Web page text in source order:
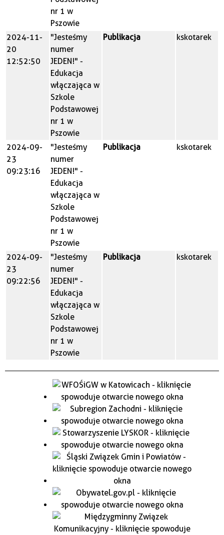
nr 1 w
Pszowie
2024-11-
20
12:52:50
"Jesteśmy
numer
JEDEN!" -
Edukacja
włączająca w
Szkole
Podstawowej
nr 1 w
Pszowie
Publikacja kskotarek
2024-09-
23
09:23:16
"Jesteśmy
numer
JEDEN!" -
Edukacja
włączająca w
Szkole
Podstawowej
nr 1 w
Pszowie
Publikacja kskotarek
2024-09-
23
09:22:56
"Jesteśmy
numer
JEDEN!" -
Edukacja
włączająca w
Szkole
Podstawowej
nr 1 w
Pszowie
Publikacja kskotarek